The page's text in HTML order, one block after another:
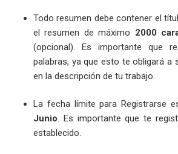
Todo resumen debe contener el
el resumen de máximo 2000
(opcional). Es importante que
palabras, ya que esto te obligará a
en la descripción de tu trabajo.
La fecha límite para Registrarse
Junio. Es importante que te
establecido.